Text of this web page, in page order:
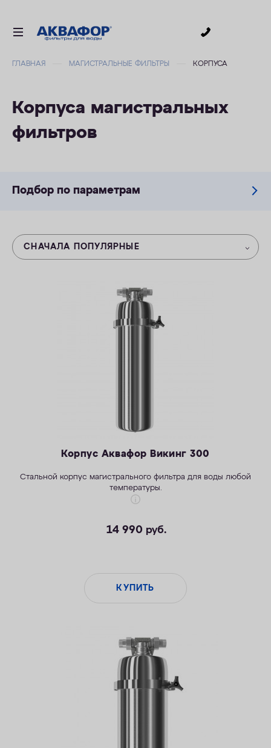
ДЛЯ ВАННОЙ
В КОТТЕДЖ
ДОСТАВКА
ГЛАВНАЯ МАГИСТРАЛЬНЫЕ ФИЛЬТРЫ КОРПУСА
Корпуса магистральных
фильтров
Подбор по параметрам
СНАЧАЛА ПОПУЛЯРНЫЕ
Корпус Аквафор Викинг 300
Стальной корпус магистрального фильтра для воды любой
температуры.
14 990 руб.
КУПИТЬ